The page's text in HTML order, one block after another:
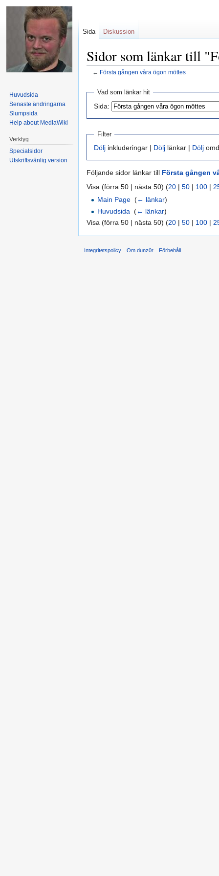
Sidor som länkar till
← Första gången våra ögon möttes
Vad som länkar hit
Sida:
Filter
Dölj inkluderingar | Dölj länkar | Dölj
Följande sidor länkar till Första gången
Visa (förra 50 | nästa 50) (20 | 50 | 100 |
Main Page ‎(← länkar)
Huvudsida ‎(← länkar)
Visa (förra 50 | nästa 50) (20 | 50 | 100 |
Sida Diskussion
Huvudsida
Senaste ändringarna
Slumpsida
Help about MediaWiki
Verktyg
Specialsidor
Utskriftsvänlig version
Integritetspolicy Om dunz0r Förbehåll